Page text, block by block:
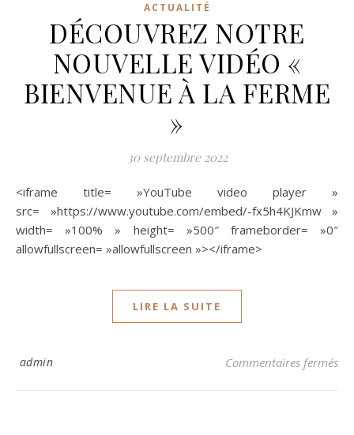
ACTUALITÉ
DÉCOUVREZ NOTRE
NOUVELLE VIDÉO «
BIENVENUE À LA FERME
»
30 septembre 2022
<iframe title= »YouTube video player »
src= »https://www.youtube.com/embed/-fx5h4KJKmw »
width= »100% » height= »500″ frameborder= »0″
allowfullscreen= »allowfullscreen »></iframe>
LIRE LA SUITE
admin Commentaires fermés